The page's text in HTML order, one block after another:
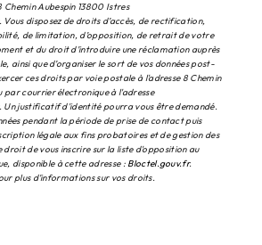
Aubespin 13800 Istres
disposez de droits d’accès, de rectification,
de limitation, d’opposition, de retrait de votre
et du droit d’introduire une réclamation auprès
ainsi que d’organiser le sort de vos données post-
ces droits par voie postale à l'adresse 8 Chemin
par courrier électronique à l'adresse
Un justificatif d'identité pourra vous être demandé.
pendant la période de prise de contact puis
légale aux fins probatoires et de gestion des
droit de vous inscrire sur la liste d'opposition au
disponible à cette adresse : Bloctel.gouv.fr.
plus d’informations sur vos droits.